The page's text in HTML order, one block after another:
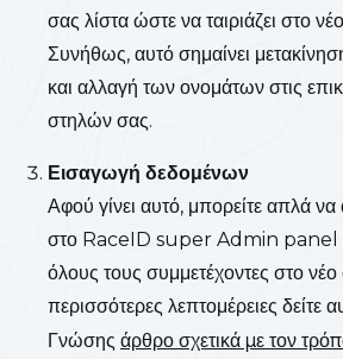
σας λίστα ώστε να ταιριάζει στο
Συνήθως, αυτό σημαίνει
και αλλαγή των ονομάτων στις
στηλών σας.
Εισαγωγή δεδομένων
Αφού γίνει αυτό, μπορείτε απλά να
στο RaceID super Admin panel
όλους τους συμμετέχοντες στο
περισσότερες λεπτομέρειες δείτε
Γνώσης άρθρο σχετικά με τον